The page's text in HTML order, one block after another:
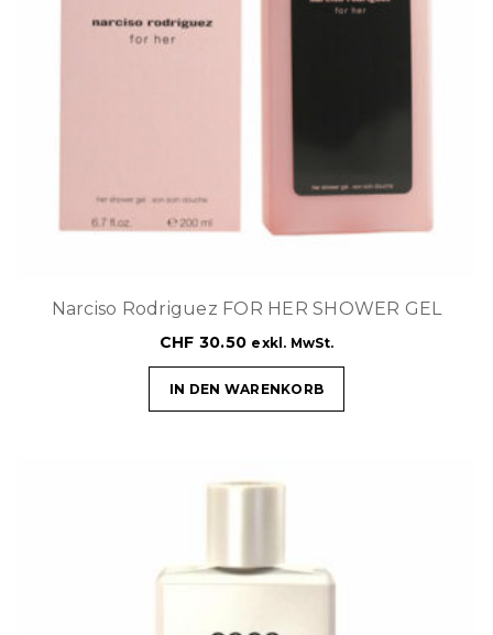
Narciso Rodriguez FOR HER SHOWER GEL
CHF 30.50 exkl. MwSt.
IN DEN WARENKORB